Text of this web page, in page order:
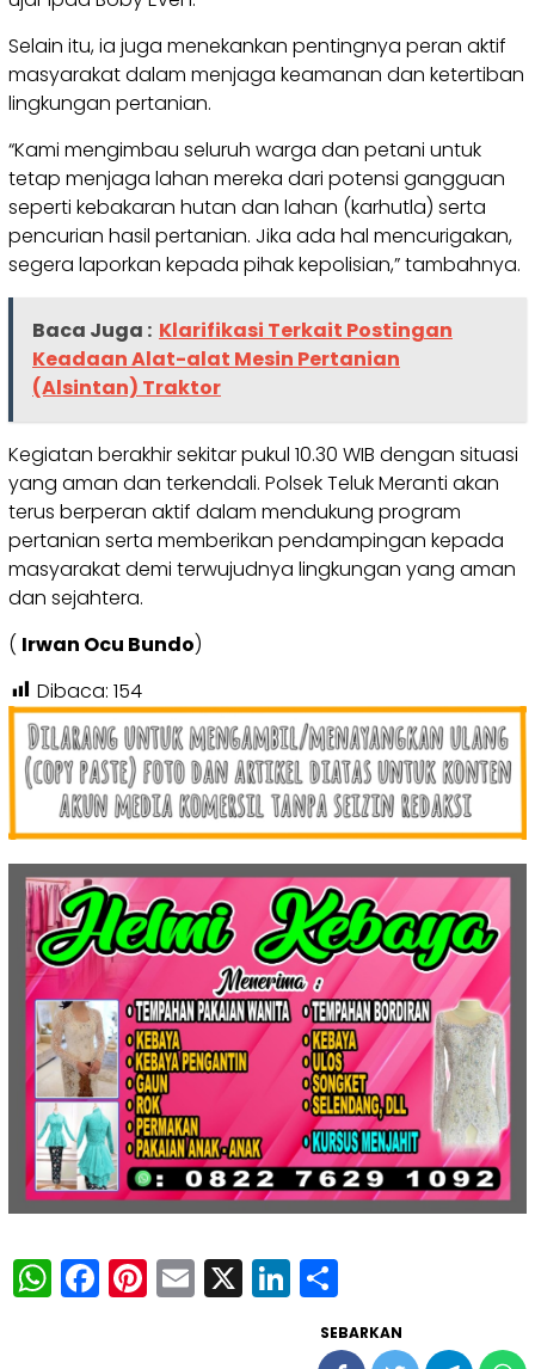
Selain itu, ia juga menekankan pentingnya peran aktif
masyarakat dalam menjaga keamanan dan ketertiban
lingkungan pertanian.
“Kami mengimbau seluruh warga dan petani untuk
tetap menjaga lahan mereka dari potensi gangguan
seperti kebakaran hutan dan lahan (karhutla) serta
pencurian hasil pertanian. Jika ada hal mencurigakan,
segera laporkan kepada pihak kepolisian,” tambahnya.
Baca Juga : Klarifikasi Terkait Postingan
Keadaan Alat-alat Mesin Pertanian
(Alsintan) Traktor
Kegiatan berakhir sekitar pukul 10.30 WIB dengan situasi
yang aman dan terkendali. Polsek Teluk Meranti akan
terus berperan aktif dalam mendukung program
pertanian serta memberikan pendampingan kepada
masyarakat demi terwujudnya lingkungan yang aman
dan sejahtera.
( Irwan Ocu Bundo)
Dibaca: 154
WhatsApp
Facebook
Pinterest
Email
X LinkedIn
SEBARKAN